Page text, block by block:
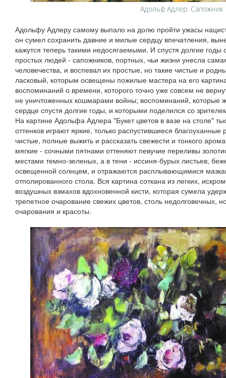
Адольф Адлер. Сапожник
Адольфу Адлеру самому выпало на долю пройти ужасы
он сумел сохранить давние и милые сердцу впечатления,
кажутся теперь такими недосягаемыми. И спустя долгие
простых людей - сапожников, портных, чьи жизни унесла
человечества, и воспевал их простые, но такие чистые и
ласковый, которым освещены пожилые мастера на его
воспоминаний о времени, которого точно уже совсем не
не уничтоженных кошмарами войны; воспоминаний, которые
сердце спустя долгие годы, и которыми поделился со
На картине Адольфа Адлера "Букет цветов в вазе на столе"
оттенков играют яркие, только распустившиеся
чистые, полные выжить и рассказать свежести и тонкого
мягкие - сочными пятнами оттеняют певучие переливы
местами темно-зеленых, а в тени - иссиня-бурых листьев,
освещенной солнцем, и отражаются расплывающимися
отполированного стола. Вся картина соткана из легких,
воздушных взмахов вдохновенной кисти, которая сумела
трепетное очарование свежих цветов, столь недолговечных,
очарования и красоты.